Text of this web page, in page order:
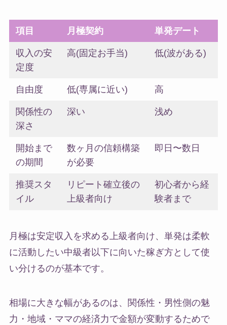
項目 月極契約 単発デート
収入の安
定度
高(固定お手当) 低(波がある)
自由度 低(専属に近い) 高
関係性の
深さ
深い 浅め
開始まで
の期間
数ヶ月の信頼構築
が必要
即日〜数日
推奨スタ
イル
リピート確立後の
上級者向け
初心者から経
験者まで
月極は安定収入を求める上級者向け、単発は柔軟
に活動したい中級者以下に向いた稼ぎ方として使
い分けるのが基本です。
相場に大きな幅があるのは、関係性・男性側の魅
力・地域・ママの経済力で金額が変動するためで